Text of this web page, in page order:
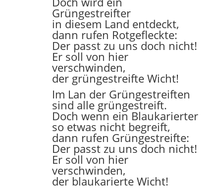
Grüngestreifter
in diesem Land entdeckt,
dann rufen Rotgefleckte:
Der passt zu uns doch nicht!
Er soll von hier
verschwinden,
der grüngestreifte Wicht!
Im Lan der Grüngestreiften
sind alle grüngestreift.
Doch wenn ein Blaukarierter
so etwas nicht begreift,
dann rufen Grüngestreifte:
Der passt zu uns doch nicht!
Er soll von hier
verschwinden,
der blaukarierte Wicht!